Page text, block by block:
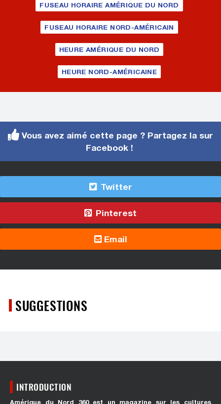
FUSEAU HORAIRE AMÉRIQUE DU NORD
FUSEAU HORAIRE NORD-AMÉRICAIN
HEURE AMÉRIQUE DU NORD
HEURE NORD-AMÉRICAINE
Vous avez aimé cette page ? Partagez la sur
Facebook !
Twitter
Pinterest
Email
SUGGESTIONS
INTRODUCTION
Amérique du Nord 360 est un magazine sur les cultures